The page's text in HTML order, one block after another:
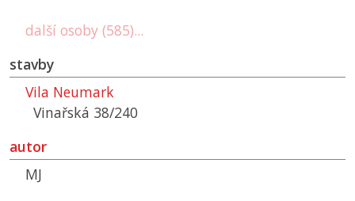
další osoby (585)...
stavby
Vila Neumark
Vinařská 38/240
autor
MJ